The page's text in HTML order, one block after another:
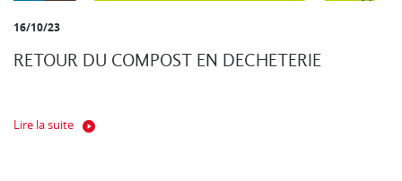
16/10/23
RETOUR DU COMPOST EN DECHETERIE
Lire la suite